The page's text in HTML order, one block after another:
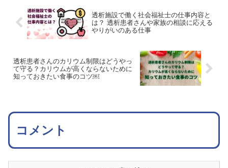
透析施設で働く社会福祉士の仕事内容と
は？ 透析患者さんや家族の相談に応える
やりがいのある仕事
透析患者さんのカリウム制限はどうやっ
て守る？カリウムが高くならないために
知っておきたい食事のコツ￼
コメント